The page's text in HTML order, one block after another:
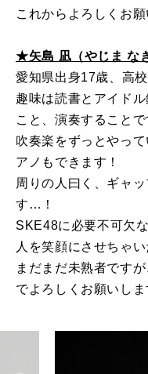
これからよろしくお願
★矢島 凪（やじま な
愛知県出身17歳、高
趣味は読書とアイド
こと、演奏することで
吹奏楽をずっとやっ
アノもできます！
周りの人曰く、ギャ
す…！
SKE48に必要不可欠
人を笑顔にさせちゃい
まだまだ未熟者です
でよろしくお願いしま